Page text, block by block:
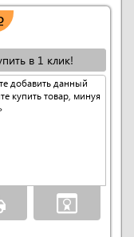
в 1 клик!
добавить данный
купить товар, минуя